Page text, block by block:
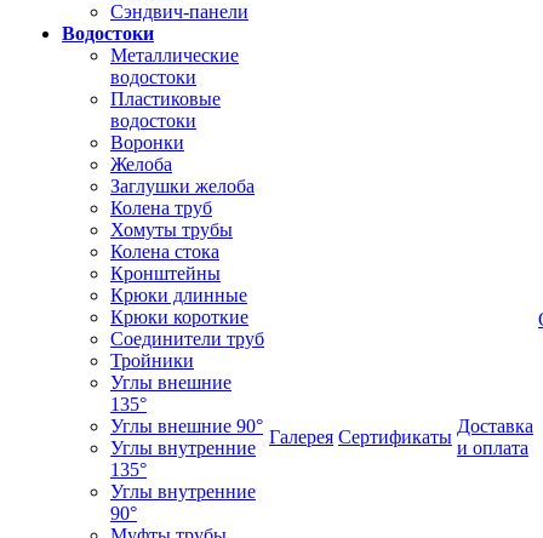
Сэндвич-панели
Водостоки
Металлические
водостоки
Пластиковые
водостоки
Воронки
Желоба
Заглушки желоба
Колена труб
Хомуты трубы
Колена стока
Кронштейны
Крюки длинные
Крюки короткие
Соединители труб
Тройники
Углы внешние
135°
Углы внешние 90°
Углы внутренние
135°
Углы внутренние
90°
Галерея Сертификаты
Доставка
и оплата